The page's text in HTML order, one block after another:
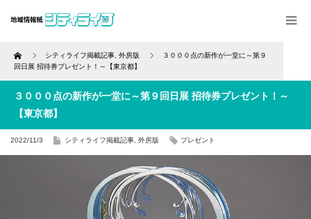
Home シティライフ掲載記事 外房版
３０００点の新作が一堂に～第９
回日展 招待券プレゼント！～【東京都】
３０００点の新作が一堂に～第９回日展 招待券プレゼント！～
【東京都】
2022/11/3 シティライフ掲載記事 外房版 プレゼント